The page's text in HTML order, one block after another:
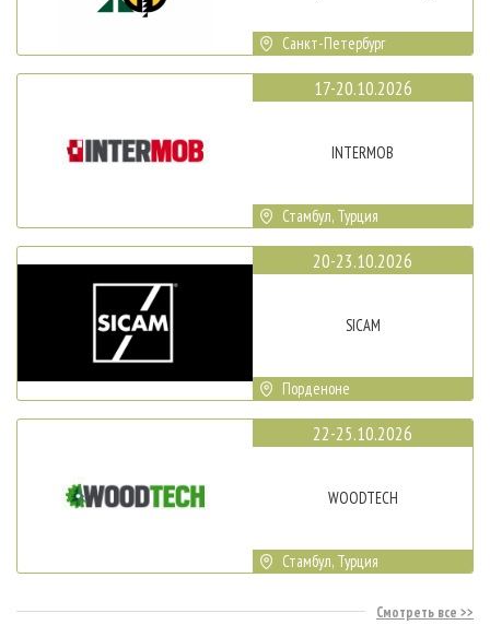
Санкт-Петербург
17-20.10.2026
INTERMOB
Стамбул, Турция
20-23.10.2026
SICAM
Порденоне
22-25.10.2026
WOODTECH
Стамбул, Турция
Смотреть все